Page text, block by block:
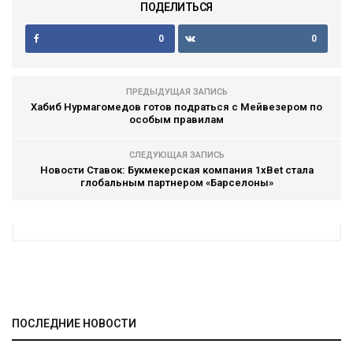
ПОДЕЛИТЬСЯ
0 0
ПРЕДЫДУЩАЯ ЗАПИСЬ
Хабиб Нурмагомедов готов подраться с Мейвезером по
особым правилам
СЛЕДУЮЩАЯ ЗАПИСЬ
Новости Ставок: Букмекерская компания 1xBet стала
глобальным партнером «Барселоны»
ПОСЛЕДНИЕ НОВОСТИ